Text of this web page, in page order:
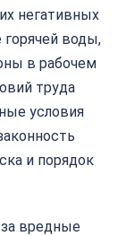
негативных
горячей воды,
в рабочем
труда
условия
и порядок
вредные